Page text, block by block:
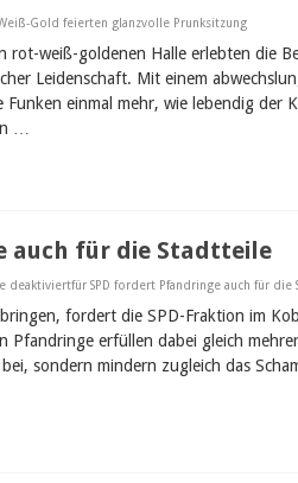
Gold feierten glanzvolle Prunksitzung
rot-weiß-goldenen Halle erlebten die
Leidenschaft. Mit einem
Funken einmal mehr, wie lebendig der
…
auch für die Stadtteile
deaktiviertfür SPD fordert Pfandringe auch für die
fordert die SPD-Fraktion im
Pfandringe erfüllen dabei gleich
sondern mindern zugleich das